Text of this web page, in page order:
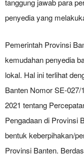
tanggung jawab para
penyedia yang
Pemerintah Provinsi
kemudahan penyedia
lokal. Hal ini terlihat
Banten Nomor SE-
2021 tentang
Pengadaan di Provinsi
bentuk keberpihakan/
Provinsi Banten.